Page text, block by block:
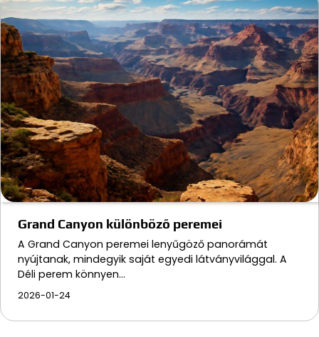
Grand Canyon különböző peremei
A Grand Canyon peremei lenyűgöző panorámát
nyújtanak, mindegyik saját egyedi látványvilággal. A
Déli perem könnyen…
2026-01-24